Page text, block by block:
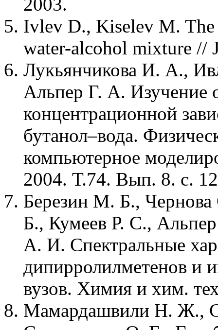
Ivlev D., Kiselev M.
water-alcohol mixture //
Лукьянчикова И. А.,
Альпер Г. А. Изучение
концентрационной
бутанол–вода.
компьютерное
2004. Т.74. Вып. 8. с.
Березин М. Б.,
Б., Кумеев Р. С.,
А. И. Спектральные
дипирролилметенов и
вузов. Химия и хим.
Мамардашвили Н. Ж.,